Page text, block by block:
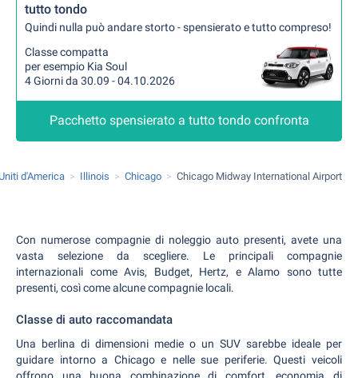
tutto tondo
Quindi nulla può andare storto - spensierato e tutto compreso!
Classe compatta
per esempio Kia Soul
4 Giorni da 30.09 - 04.10.2026
Pacchetto spensierato a tutto tondo confronta
d'America Illinois Chicago Chicago Midway International Airport
Con numerose compagnie di noleggio auto presenti, avete una
vasta selezione da scegliere. Le principali compagnie
internazionali come Avis, Budget, Hertz, e Alamo sono tutte
presenti, così come alcune compagnie locali.
Classe di auto raccomandata
Una berlina di dimensioni medie o un SUV sarebbe ideale per
guidare intorno a Chicago e nelle sue periferie. Questi veicoli